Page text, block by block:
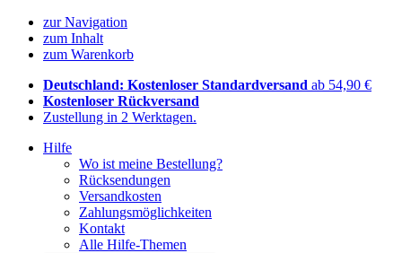
zur Navigation
zum Inhalt
zum Warenkorb
Deutschland: Kostenloser Standardversand ab 54,90 €
Kostenloser Rückversand
Zustellung in 2 Werktagen.
Hilfe
Wo ist meine Bestellung?
Rücksendungen
Versandkosten
Zahlungsmöglichkeiten
Kontakt
Alle Hilfe-Themen